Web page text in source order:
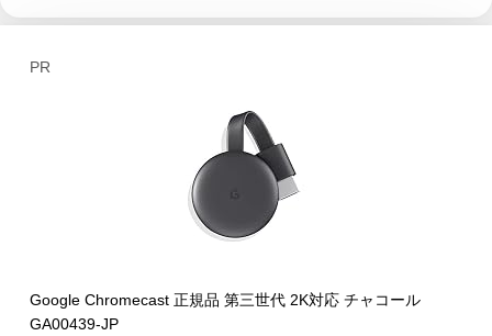
PR
Google Chromecast 正規品 第三世代 2K対応 チャコール
GA00439-JP